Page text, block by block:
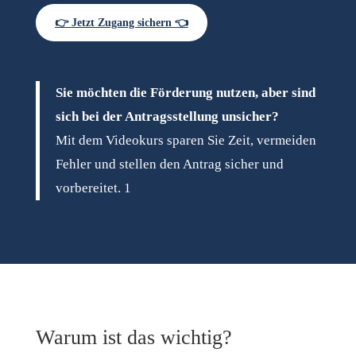
👉 Jetzt Zugang sichern 👈
Sie möchten die Förderung nutzen, aber sind
sich bei der Antragsstellung unsicher?
Mit dem Videokurs sparen Sie Zeit, vermeiden
Fehler und stellen den Antrag sicher und
vorbereitet. 1
Warum ist das wichtig?